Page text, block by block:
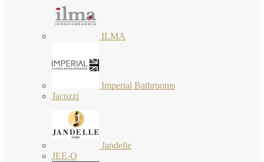
ILMA
Imperial Bathrooms
Jacuzzi
Jandelle
JEE-O